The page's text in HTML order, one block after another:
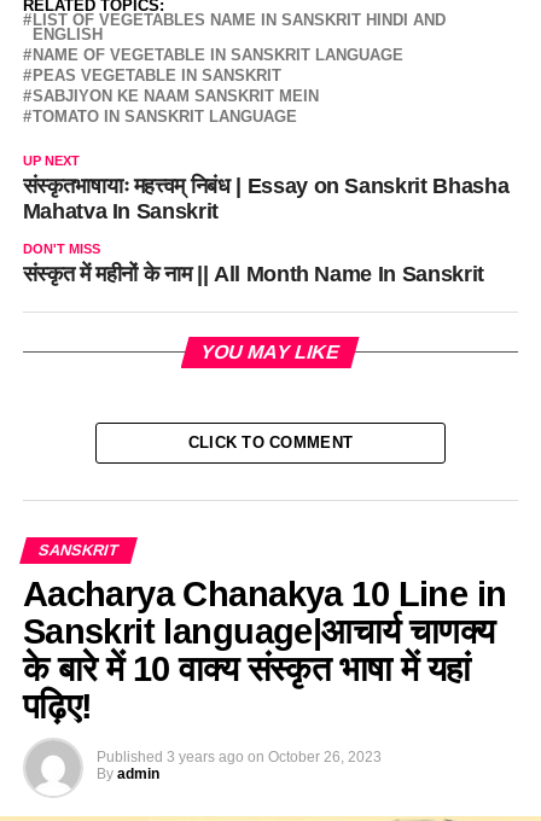
RELATED TOPICS:
LIST OF VEGETABLES NAME IN SANSKRIT HINDI AND
ENGLISH
NAME OF VEGETABLE IN SANSKRIT LANGUAGE
PEAS VEGETABLE IN SANSKRIT
SABJIYON KE NAAM SANSKRIT MEIN
TOMATO IN SANSKRIT LANGUAGE
UP NEXT
संस्कृतभाषायाः महत्त्वम् निबंध | Essay on Sanskrit Bhasha
Mahatva In Sanskrit
DON'T MISS
संस्कृत में महीनों के नाम || All Month Name In Sanskrit
YOU MAY LIKE
CLICK TO COMMENT
SANSKRIT
Aacharya Chanakya 10 Line in
Sanskrit language|आचार्य चाणक्य
के बारे में 10 वाक्य संस्कृत भाषा में यहां
पढ़िए!
Published 3 years ago on October 26, 2023
By admin